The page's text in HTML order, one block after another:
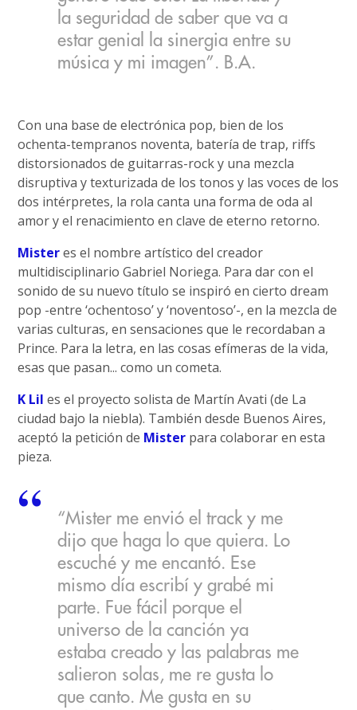
la seguridad de saber que va a
estar genial la sinergia entre su
música y mi imagen”. B.A.
Con una base de electrónica pop, bien de los
ochenta-tempranos noventa, batería de trap, riffs
distorsionados de guitarras-rock y una mezcla
disruptiva y texturizada de los tonos y las voces de los
dos intérpretes, la rola canta una forma de oda al
amor y el renacimiento en clave de eterno retorno.
Misteres el nombre artístico del creador
multidisciplinario Gabriel Noriega. Para dar con el
sonido de su nuevo título se inspiró en cierto dream
pop -entre ‘ochentoso’ y ‘noventoso’-, en la mezcla de
varias culturas, en sensaciones que le recordaban a
Prince. Para la letra, en las cosas efímeras de la vida,
esas que pasan... como un cometa.
K Lil es el proyecto solista de Martín Avati (de La
ciudad bajo la niebla). También desde Buenos Aires,
aceptó la petición de Mister para colaborar en esta
pieza.
“Mister me envió el track y me
dijo que haga lo que quiera. Lo
escuché y me encantó. Ese
mismo día escribí y grabé mi
parte. Fue fácil porque el
universo de la canción ya
estaba creado y las palabras me
salieron solas, me re gusta lo
que canto. Me gusta en su